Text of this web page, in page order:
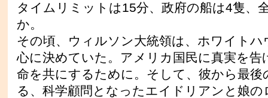
タイムリミットは15分、政府の船は4隻、
か。
その頃、ウィルソン大統領は、ホワイト
心に決めていた。アメリカ国民に真実を告
命を共にするために。そして、彼から最後
る、科学顧問となったエイドリアンと娘の